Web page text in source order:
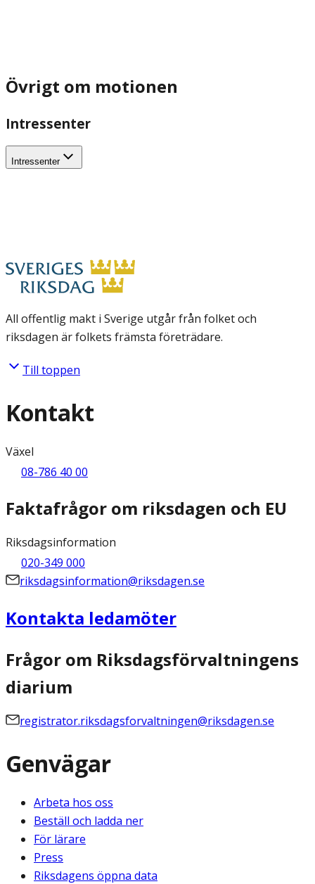
Övrigt om motionen
Intressenter
Intressenter
All offentlig makt i Sverige utgår från folket och
riksdagen är folkets främsta företrädare.
Till toppen
Kontakt
Växel
08-786 40 00
Faktafrågor om riksdagen och EU
Riksdagsinformation
020-349 000
riksdagsinformation@riksdagen.se
Kontakta ledamöter
Frågor om Riksdagsförvaltningens
diarium
registrator.riksdagsforvaltningen@riksdagen.se
Genvägar
Arbeta hos oss
Beställ och ladda ner
För lärare
Press
Riksdagens öppna data